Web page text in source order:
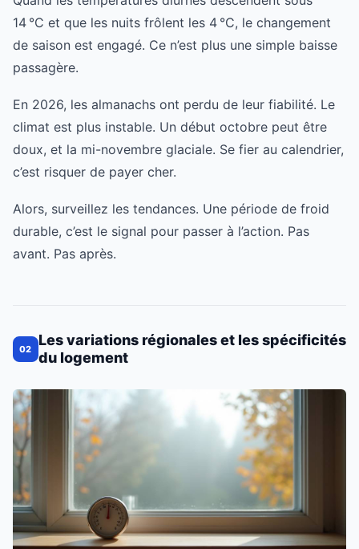
14 °C et que les nuits frôlent les 4 °C, le changement
de saison est engagé. Ce n’est plus une simple baisse
passagère.
En 2026, les almanachs ont perdu de leur fiabilité. Le
climat est plus instable. Un début octobre peut être
doux, et la mi-novembre glaciale. Se fier au calendrier,
c’est risquer de payer cher.
Alors, surveillez les tendances. Une période de froid
durable, c’est le signal pour passer à l’action. Pas
avant. Pas après.
02
Les variations régionales et les spécificités
du logement